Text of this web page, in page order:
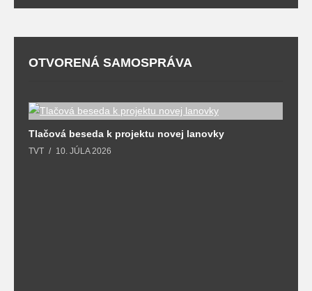
OTVORENÁ SAMOSPRÁVA
Tlačová beseda k projektu novej lanovky
TVT 10. JÚLA 2026